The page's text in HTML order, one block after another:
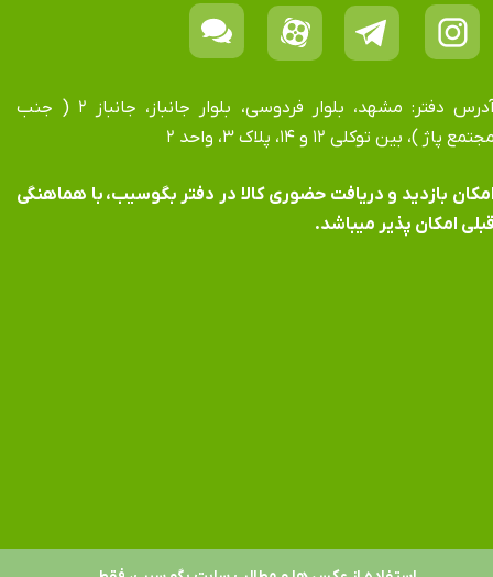
آدرس دفتر: مشهد، بلوار فردوسی، بلوار جانباز، جانباز ۲ ( جنب
پاژ )، بین توکلی ۱۲ و ۱۴، پلاک ۳، واحد ۲
بازدید و دریافت حضوری کالا در دفتر بگوسیب، با هماهنگی
امکان پذیر میباشد.